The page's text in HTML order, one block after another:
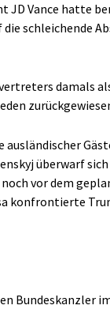
JD Vance hatte
schleichende
damals
ausländischer
überwarf
vor dem
konfrontierte
Bundeskanzler